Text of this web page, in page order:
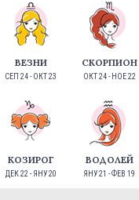
ВЕЗНИ
СЕП 24 - ОКТ 23
СКОРПИОН
ОКТ 24 - НОЕ 22
КОЗИРОГ
ДЕК 22 - ЯНУ 20
ВОДОЛЕЙ
ЯНУ 21 - ФЕВ 19